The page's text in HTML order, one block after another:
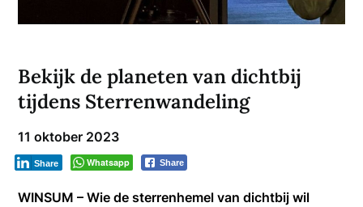
Bekijk de planeten van dichtbij
tijdens Sterrenwandeling
11 oktober 2023
Whatsapp Share
Share
WINSUM – Wie de sterrenhemel van dichtbij wil